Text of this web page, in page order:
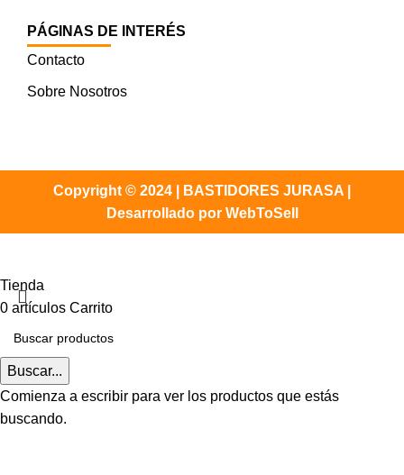
PÁGINAS DE INTERÉS
Contacto
Sobre Nosotros
Copyright © 2024 | BASTIDORES JURASA |
Desarrollado por WebToSell
Buscar...
Comienza a escribir para ver los productos que estás
buscando.
Tienda
0 artículos Carrito